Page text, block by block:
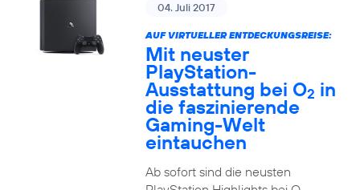
04. Juli 2017
AUF VIRTUELLER ENTDECKUNGSREISE:
Mit neuster
PlayStation-
Ausstattung bei O2 in
die faszinierende
Gaming-Welt
eintauchen
Ab sofort sind die neusten